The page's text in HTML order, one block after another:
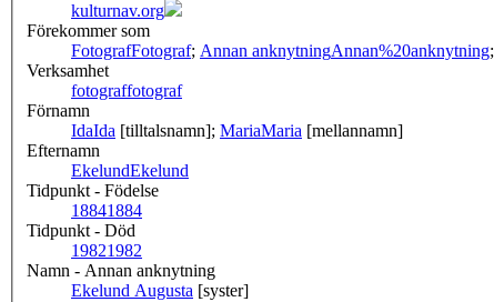
kulturnav.org
Förekommer som
FotografFotograf; Annan anknytningAnnan%20anknytning;
Verksamhet
fotograffotograf
Förnamn
IdaIda [tilltalsnamn]; MariaMaria [mellannamn]
Efternamn
EkelundEkelund
Tidpunkt - Födelse
18841884
Tidpunkt - Död
19821982
Namn - Annan anknytning
Ekelund Augusta [syster]